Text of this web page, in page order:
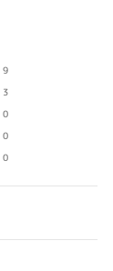
9
3
0
0
0